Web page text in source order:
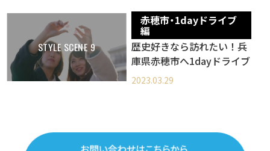
STYLE SCENE 9
赤穂市・1dayドライブ
編
歴史好きなら訪れたい！兵
庫県赤穂市へ1dayドライブ
2023.03.29